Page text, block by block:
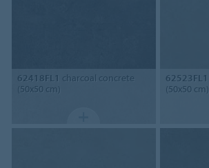
62418FL1 charcoal concrete
(50x50 cm)
62523FL1
(50x50 cm)